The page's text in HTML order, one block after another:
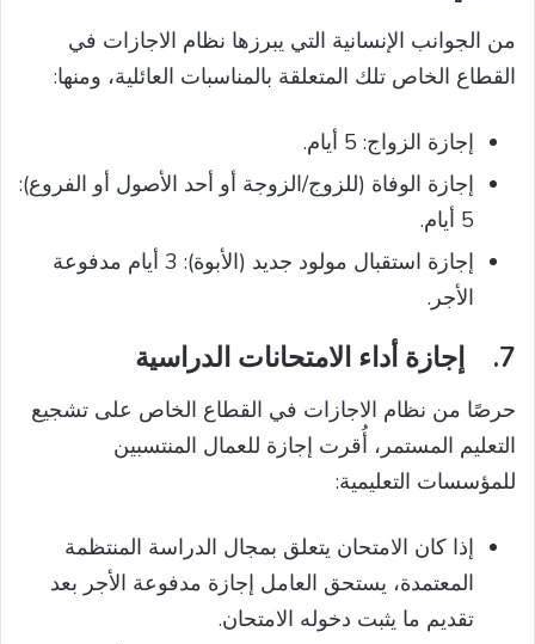
من الجوانب الإنسانية التي يبرزها نظام الاجازات في
القطاع الخاص تلك المتعلقة بالمناسبات العائلية، ومنها:
إجازة الزواج: 5 أيام.
إجازة الوفاة (للزوج/الزوجة أو أحد الأصول أو الفروع):
5 أيام.
إجازة استقبال مولود جديد (الأبوة): 3 أيام مدفوعة
الأجر.
7. إجازة أداء الامتحانات الدراسية
حرصًا من نظام الاجازات في القطاع الخاص على تشجيع
التعليم المستمر، أُقرت إجازة للعمال المنتسبين
للمؤسسات التعليمية:
إذا كان الامتحان يتعلق بمجال الدراسة المنتظمة
المعتمدة، يستحق العامل إجازة مدفوعة الأجر بعد
تقديم ما يثبت دخوله الامتحان.